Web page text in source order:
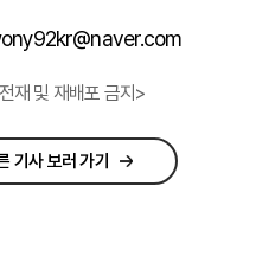
재 및 재배포 금지>
기사 보러 가기